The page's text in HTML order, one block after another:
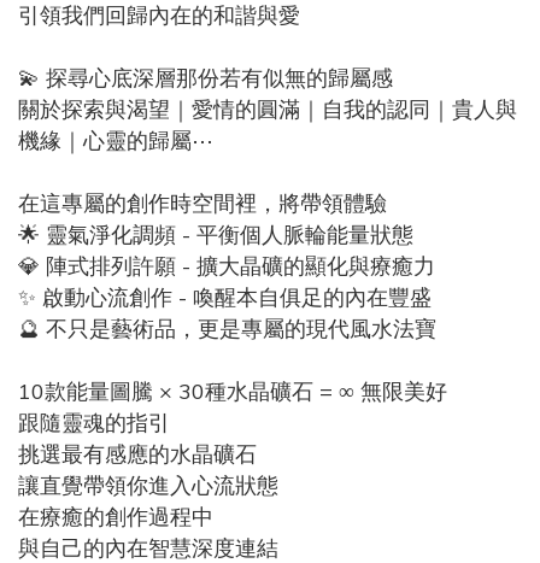
引領我們回歸內在的和諧與愛
💫 探尋心底深層那份若有似無的歸屬感
關於探索與渴望｜愛情的圓滿｜自我的認同｜貴人與
機緣｜心靈的歸屬⋯
在這專屬的創作時空間裡，將帶領體驗
🌟 靈氣淨化調頻 - 平衡個人脈輪能量狀態
💎 陣式排列許願 - 擴大晶礦的顯化與療癒力
✨ 啟動心流創作 - 喚醒本自俱足的內在豐盛
🔮 不只是藝術品，更是專屬的現代風水法寶
10款能量圖騰 × 30種水晶礦石 = ∞ 無限美好
跟隨靈魂的指引
挑選最有感應的水晶礦石
讓直覺帶領你進入心流狀態
在療癒的創作過程中
與自己的內在智慧深度連結